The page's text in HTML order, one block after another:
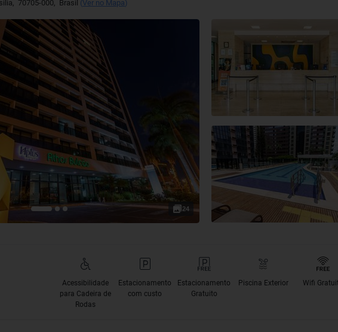
, 70705-000, Brasil (Ver no Mapa)
24
Acessibilidade
para Cadeira de
Rodas
Estacionamento
com custo
Estacionamento
Gratuito
Piscina Exterior Wifi